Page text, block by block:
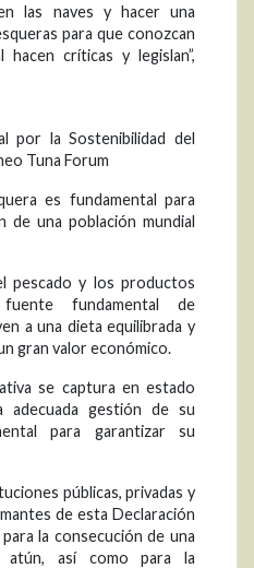
las naves y hacer una
para que conozcan
críticas y legislan”,
por la Sostenibilidad del
Tuna Forum
es fundamental para
de una población mundial
y los productos
fundamental de
a una dieta equilibrada y
gran valor económico.
se captura en estado
gestión de su
para garantizar su
públicas, privadas y
de esta Declaración
la consecución de una
atún, así como para la